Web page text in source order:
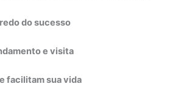
do sucesso
e visita
facilitam sua vida